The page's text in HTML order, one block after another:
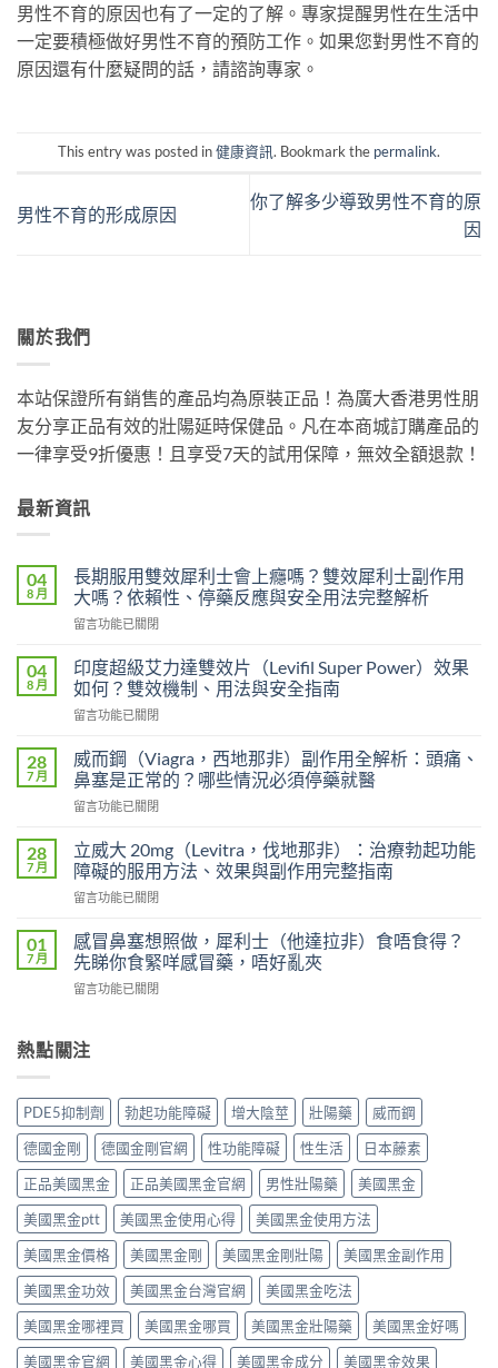
男性不育的原因也有了一定的了解。專家提醒男性在生活中
一定要積極做好男性不育的預防工作。如果您對男性不育的
原因還有什麼疑問的話，請諮詢專家。
This entry was posted in健康資訊. Bookmark the permalink.
男性不育的形成原因
你了解多少導致男性不育的原
因
關於我們
本站保證所有銷售的產品均為原裝正品！為廣大香港男性朋
友分享正品有效的壯陽延時保健品。凡在本商城訂購產品的
一律享受9折優惠！且享受7天的試用保障，無效全額退款！
最新資訊
04
8 月
長期服用雙效犀利士會上癮嗎？雙效犀利士副作用
大嗎？依賴性、停藥反應與安全用法完整解析
在
期
服
用
雙
犀
利
士
會
癮
嗎？
效
利
士
副
大
嗎？
賴
性、
停
藥
反
應
與
安
全
用
法
完
整
解
析〉
留言功能已關閉
04
8 月
印度超級艾力達雙效片（Levifil Super Power）效果
如何？雙效機制、用法與安全指南
在
度
超
級
艾
達
雙
效
片
Super
Power）
果
雙
制、
用
法
與
安
全
指
南〉
中
留言功能已關閉
28
7 月
威而鋼（Viagra，西地那非）副作用全解析：頭痛、
鼻塞是正常的？哪些情況必須停藥就醫
在
而
鋼
（Viagra，
西
那
非）
副
作
解
痛、
鼻
塞
是
正
常
的？
哪
些
情
況
必
須
停
留言功能已關閉
28
7 月
立威大 20mg（Levitra，伐地那非）：治療勃起功能
障礙的服用方法、效果與副作用完整指南
在
威
大
20mg（Levitra，
伐
非）：
勃
起
功
能
障
礙
的
服
用
方
法、
效
果
與
留言功能已關閉
01
7 月
感冒鼻塞想照做，犀利士（他達拉非）食唔食得？
先睇你食緊咩感冒藥，唔好亂夾
在
鼻
塞
照
做，
犀
利
士
（他
達
拉
非）
食
唔
食
得？
先
留言功能已關閉
熱點關注
PDE5抑制劑 勃起功能障礙 增大陰莖 壯陽藥
威而鋼
德國金剛
德國金剛官網 性功能障礙 性生活
日本藤素
正品美國黑金
正品美國黑金官網 男性壯陽藥
美國黑金
美國黑金ptt
美國黑金使用心得
美國黑金使用方法
美國黑金價格
美國黑金剛 美國黑金剛壯陽
美國黑金副作用
美國黑金功效
美國黑金台灣官網
美國黑金吃法
美國黑金哪裡買
美國黑金哪買 美國黑金壯陽藥
美國黑金好嗎
美國黑金官網
美國黑金心得 美國黑金成分 美國黑金效果